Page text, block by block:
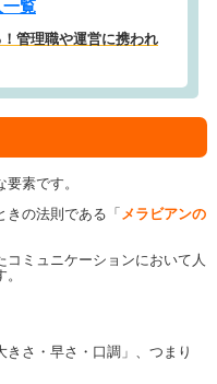
一覧
管理職や運営に携われ
素です。
きの法則である「 メラビアンの
コミュニケーションにおいて人
さ・早さ・口調」、つまり